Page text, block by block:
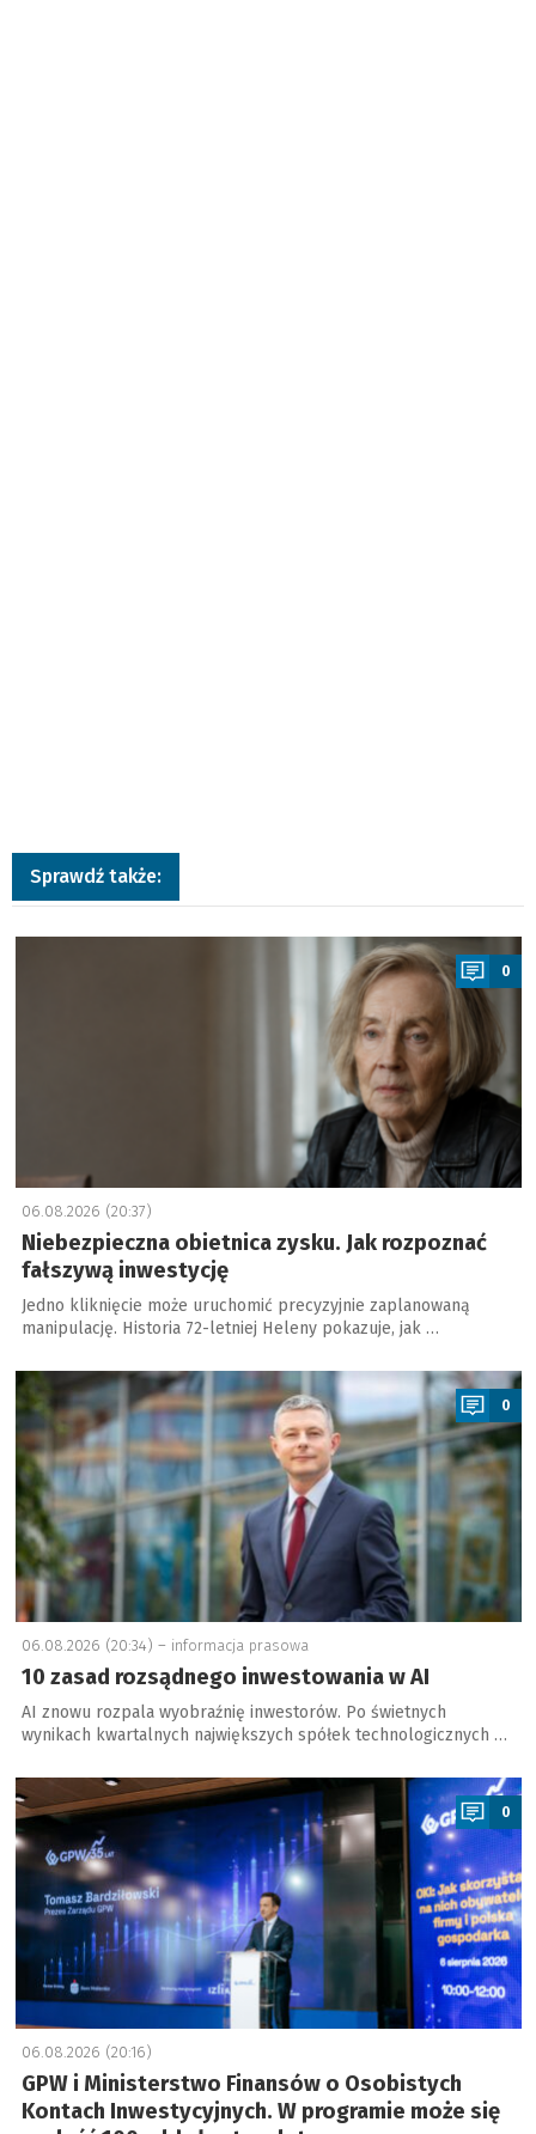
Sprawdź także:
a
0
06.08.2026 (20:37)
Niebezpieczna obietnica zysku. Jak rozpoznać
fałszywą inwestycję
Jedno kliknięcie może uruchomić precyzyjnie zaplanowaną
manipulację. Historia 72-letniej Heleny pokazuje, jak …
a
0
06.08.2026 (20:34) – informacja prasowa
10 zasad rozsądnego inwestowania w AI
AI znowu rozpala wyobraźnię inwestorów. Po świetnych
wynikach kwartalnych największych spółek technologicznych …
a
0
06.08.2026 (20:16)
GPW i Ministerstwo Finansów o Osobistych
Kontach Inwestycyjnych. W programie może się